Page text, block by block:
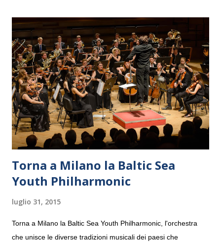
Torna a Milano la Baltic Sea
Youth Philharmonic
luglio 31, 2015
Torna a Milano la Baltic Sea Youth Philharmonic, l'orchestra
che unisce le diverse tradizioni musicali dei paesi che